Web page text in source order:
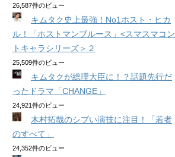
26,587件のビュー
キムタク史上最強！No1ホスト・ヒカ
ル！「ホストマンブルース」<スマスマコン
トキャラシリーズ＞２
25,509件のビュー
キムタクが総理大臣に！？話題先行だ
ったドラマ「CHANGE」
24,921件のビュー
木村拓哉のシブい演技に注目！「若者
のすべて」
24,352件のビュー